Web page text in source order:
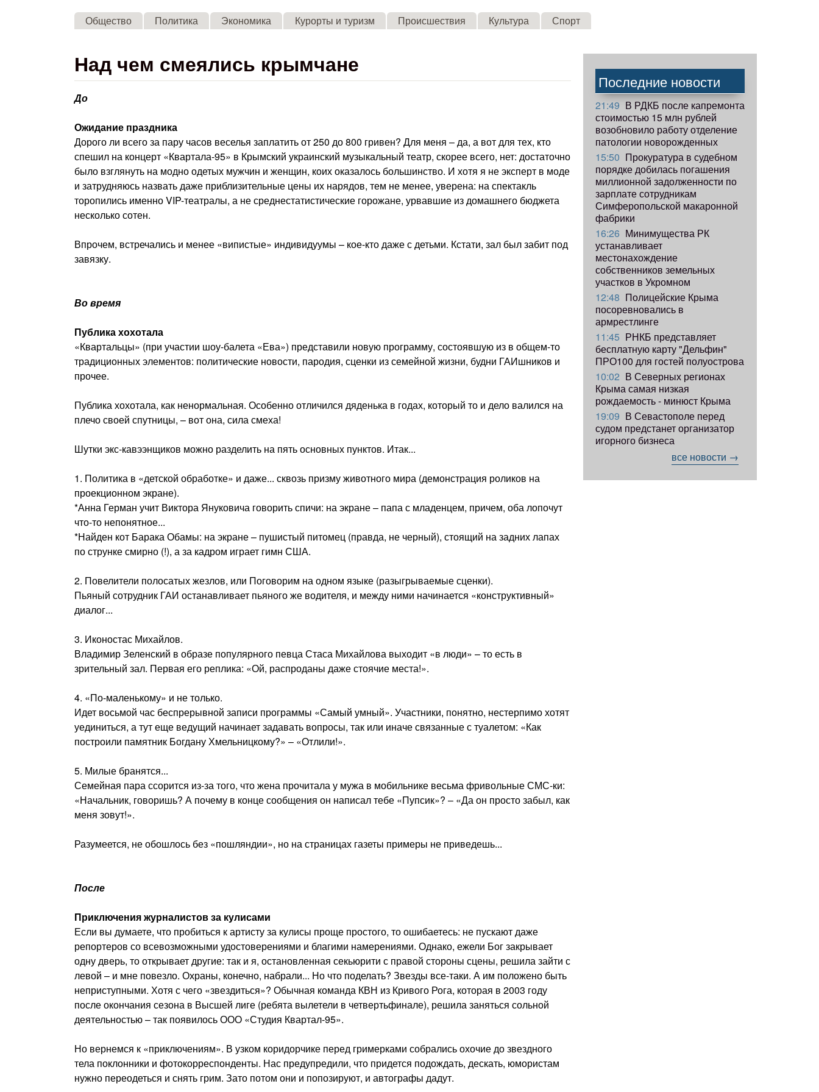
Skip to main content
Общество Политика Экономика Курорты и туризм Происшествия Культура Спорт
Над чем смеялись крымчане
До
Ожидание праздника
Дорого ли всего за пару часов веселья заплатить от 250 до 800 гривен? Для меня – да, а вот для тех, кто
спешил на концерт «Квартала-95» в Крымский украинский музыкальный театр, скорее всего, нет: достаточно
было взглянуть на модно одетых мужчин и женщин, коих оказалось большинство. И хотя я не эксперт в моде
и затрудняюсь назвать даже приблизительные цены их нарядов, тем не менее, уверена: на спектакль
торопились именно VIP-театралы, а не среднестатистические горожане, урвавшие из домашнего бюджета
несколько сотен.
Впрочем, встречались и менее «випистые» индивидуумы – кое-кто даже с детьми. Кстати, зал был забит под
завязку.
Во время
Публика хохотала
«Квартальцы» (при участии шоу-балета «Ева») представили новую программу, состоявшую из в общем-то
традиционных элементов: политические новости, пародия, сценки из семейной жизни, будни ГАИшников и
прочее.
Публика хохотала, как ненормальная. Особенно отличился дяденька в годах, который то и дело валился на
плечо своей спутницы, – вот она, сила смеха!
Шутки экс-кавээнщиков можно разделить на пять основных пунктов. Итак...
1. Политика в «детской обработке» и даже... сквозь призму животного мира (демонстрация роликов на
проекционном экране).
*Анна Герман учит Виктора Януковича говорить спичи: на экране – папа с младенцем, причем, оба лопочут
что-то непонятное...
*Найден кот Барака Обамы: на экране – пушистый питомец (правда, не черный), стоящий на задних лапах
по струнке смирно (!), а за кадром играет гимн США.
2. Повелители полосатых жезлов, или Поговорим на одном языке (разыгрываемые сценки).
Пьяный сотрудник ГАИ останавливает пьяного же водителя, и между ними начинается «конструктивный»
диалог...
3. Иконостас Михайлов.
Владимир Зеленский в образе популярного певца Стаса Михайлова выходит «в люди» – то есть в
зрительный зал. Первая его реплика: «Ой, распроданы даже стоячие места!».
4. «По-маленькому» и не только.
Идет восьмой час беспрерывной записи программы «Самый умный». Участники, понятно, нестерпимо хотят
уединиться, а тут еще ведущий начинает задавать вопросы, так или иначе связанные с туалетом: «Как
построили памятник Богдану Хмельницкому?» – «Отлили!».
5. Милые бранятся...
Семейная пара ссорится из-за того, что жена прочитала у мужа в мобильнике весьма фривольные СМС-ки:
«Начальник, говоришь? А почему в конце сообщения он написал тебе «Пупсик»? – «Да он просто забыл, как
меня зовут!».
Разумеется, не обошлось без «пошляндии», но на страницах газеты примеры не приведешь...
После
Приключения журналистов за кулисами
Если вы думаете, что пробиться к артисту за кулисы проще простого, то ошибаетесь: не пускают даже
репортеров со всевозможными удостоверениями и благими намерениями. Однако, ежели Бог закрывает
одну дверь, то открывает другие: так и я, остановленная секьюрити с правой стороны сцены, решила зайти с
левой – и мне повезло. Охраны, конечно, набрали... Но что поделать? Звезды все-таки. А им положено быть
неприступными. Хотя с чего «звездиться»? Обычная команда КВН из Кривого Рога, которая в 2003 году
после окончания сезона в Высшей лиге (ребята вылетели в четвертьфинале), решила заняться сольной
деятельностью – так появилось ООО «Студия Квартал-95».
Но вернемся к «приключениям». В узком коридорчике перед гримерками собрались охочие до звездного
тела поклонники и фотокорреспонденты. Нас предупредили, что придется подождать, дескать, юмористам
нужно переодеться и снять грим. Зато потом они и попозируют, и автографы дадут.
Последние новости
21:49 В РДКБ после капремонта
стоимостью 15 млн рублей
возобновило работу отделение
патологии новорожденных
15:50 Прокуратура в судебном
порядке добилась погашения
миллионной задолженности по
зарплате сотрудникам
Симферопольской макаронной
фабрики
16:26 Минимущества РК
устанавливает
местонахождение
собственников земельных
участков в Укромном
12:48 Полицейские Крыма
посоревновались в
армрестлинге
11:45 РНКБ представляет
бесплатную карту "Дельфин"
ПРО100 для гостей полуострова
10:02 В Северных регионах
Крыма самая низкая
рождаемость - минюст Крыма
19:09 В Севастополе перед
судом предстанет организатор
игорного бизнеса
все новости →